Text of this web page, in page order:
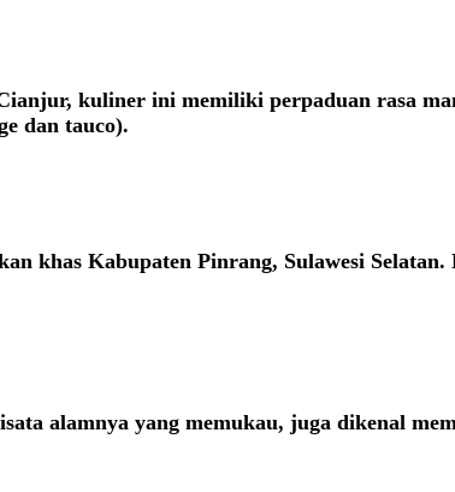
kuliner ini memiliki perpaduan rasa
dan tauco).
khas Kabupaten Pinrang, Sulawesi
alamnya yang memukau, juga dikenal